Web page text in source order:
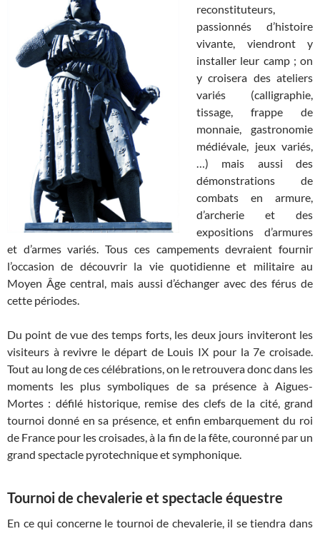
reconstituteurs,
passionnés d’histoire
vivante, viendront y
installer leur camp ; on
y croisera des ateliers
variés (calligraphie,
tissage, frappe de
monnaie, gastronomie
médiévale, jeux variés,
…) mais aussi des
démonstrations de
combats en armure,
d’archerie et des
expositions d’armures
et d’armes variés. Tous ces campements devraient fournir
l’occasion de découvrir la vie quotidienne et militaire au
Moyen Âge central, mais aussi d’échanger avec des férus de
cette périodes.
Du point de vue des temps forts, les deux jours inviteront les
visiteurs à revivre le départ de Louis IX pour la 7e croisade.
Tout au long de ces célébrations, on le retrouvera donc dans les
moments les plus symboliques de sa présence à Aigues-
Mortes : défilé historique, remise des clefs de la cité, grand
tournoi donné en sa présence, et enfin embarquement du roi
de France pour les croisades, à la fin de la fête, couronné par un
grand spectacle pyrotechnique et symphonique.
Tournoi de chevalerie et spectacle équestre
En ce qui concerne le tournoi de chevalerie, il se tiendra dans